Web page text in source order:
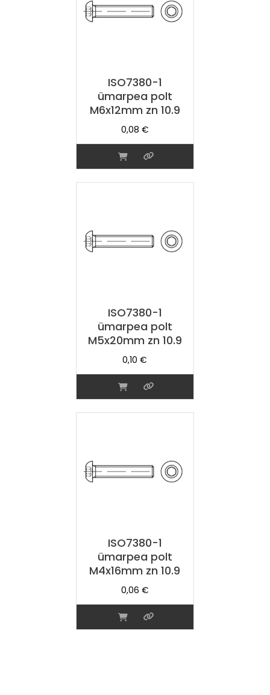
ISO7380-1
ümarpea polt
M6x12mm zn 10.9
0,08 €
ISO7380-1
ümarpea polt
M5x20mm zn 10.9
0,10€
ISO7380-1
ümarpea polt
M4x16mm zn 10.9
0,06 €